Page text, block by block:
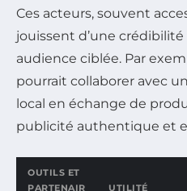
Ces acteurs, souvent
jouissent d’une crédibilité
audience ciblée. Par
pourrait collaborer avec
local en échange de
publicité authentique et
OUTILS ET
PARTENAIR
UTILITÉ